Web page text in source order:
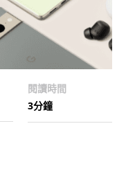
閱讀時間
3分鐘